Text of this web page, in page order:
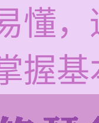
懂
握